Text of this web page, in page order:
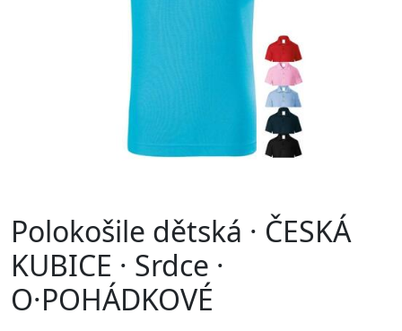
Polokošile dětská · ČESKÁ
KUBICE · Srdce ·
O·POHÁDKOVÉ